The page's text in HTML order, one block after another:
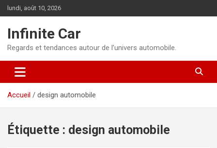
Aller
au
lundi, août 10, 2026
Infinite Car
Regards et tendances autour de l’univers automobile.
Accueil design automobile
Étiquette : design automobile